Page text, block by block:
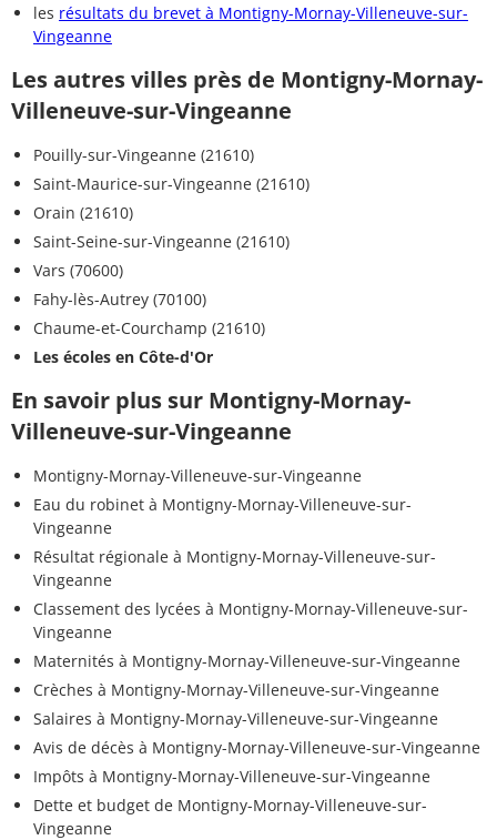
les résultats du brevet à Montigny-Mornay-Villeneuve-sur-
Vingeanne
Les autres villes près de Montigny-Mornay-
Villeneuve-sur-Vingeanne
Pouilly-sur-Vingeanne (21610)
Saint-Maurice-sur-Vingeanne (21610)
Orain (21610)
Saint-Seine-sur-Vingeanne (21610)
Vars (70600)
Fahy-lès-Autrey (70100)
Chaume-et-Courchamp (21610)
Les écoles en Côte-d'Or
En savoir plus sur Montigny-Mornay-
Villeneuve-sur-Vingeanne
Montigny-Mornay-Villeneuve-sur-Vingeanne
Eau du robinet à Montigny-Mornay-Villeneuve-sur-
Vingeanne
Résultat régionale à Montigny-Mornay-Villeneuve-sur-
Vingeanne
Classement des lycées à Montigny-Mornay-Villeneuve-sur-
Vingeanne
Maternités à Montigny-Mornay-Villeneuve-sur-Vingeanne
Crèches à Montigny-Mornay-Villeneuve-sur-Vingeanne
Salaires à Montigny-Mornay-Villeneuve-sur-Vingeanne
Avis de décès à Montigny-Mornay-Villeneuve-sur-Vingeanne
Impôts à Montigny-Mornay-Villeneuve-sur-Vingeanne
Dette et budget de Montigny-Mornay-Villeneuve-sur-
Vingeanne